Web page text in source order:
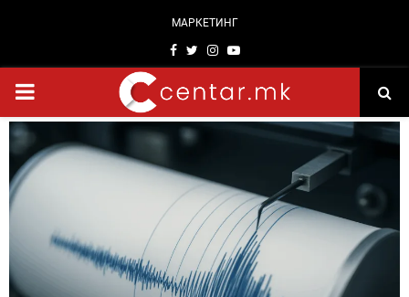
МАРКЕТИНГ
Facebook
TwitterInstagram
Youtube
PRIMARY
MENU